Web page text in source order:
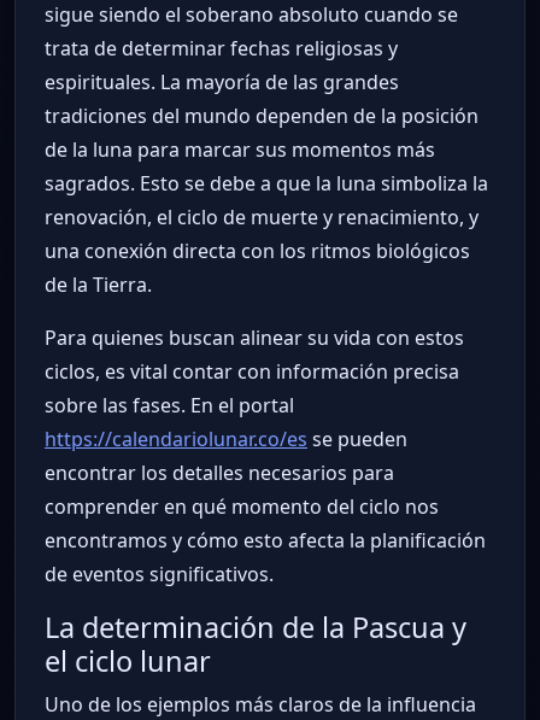
sigue siendo el soberano absoluto cuando se
trata de determinar fechas religiosas y
espirituales. La mayoría de las grandes
tradiciones del mundo dependen de la posición
de la luna para marcar sus momentos más
sagrados. Esto se debe a que la luna simboliza la
renovación, el ciclo de muerte y renacimiento, y
una conexión directa con los ritmos biológicos
de la Tierra.
Para quienes buscan alinear su vida con estos
ciclos, es vital contar con información precisa
sobre las fases. En el portal
https://calendariolunar.co/es se pueden
encontrar los detalles necesarios para
comprender en qué momento del ciclo nos
encontramos y cómo esto afecta la planificación
de eventos significativos.
La determinación de la Pascua y
el ciclo lunar
Uno de los ejemplos más claros de la influencia